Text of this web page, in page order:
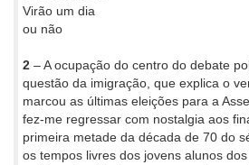
Virão um dia
ou não
2 – A ocupação do centro do debate
questão da imigração, que explica o
marcou as últimas eleições para a
fez-me regressar com nostalgia aos
primeira metade da década de 70 do
os tempos livres dos jovens alunos